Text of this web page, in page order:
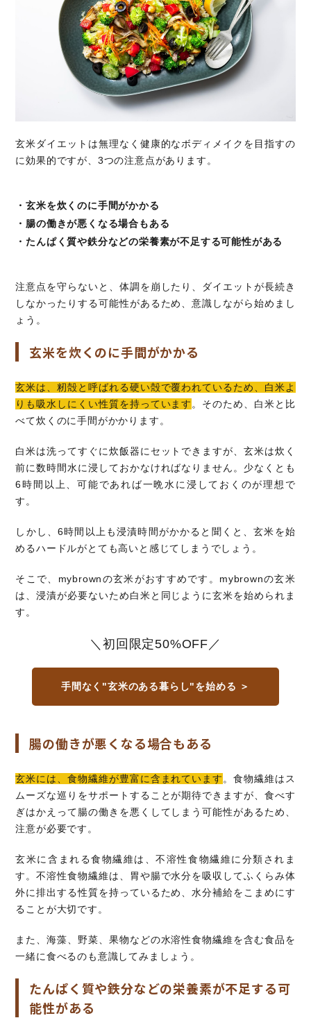
玄米ダイエットは無理なく健康的なボディメイクを目指すの
に効果的ですが、3つの注意点があります。
・玄米を炊くのに手間がかかる
・腸の働きが悪くなる場合もある
・たんぱく質や鉄分などの栄養素が不足する可能性がある
注意点を守らないと、体調を崩したり、ダイエットが長続き
しなかったりする可能性があるため、意識しながら始めまし
ょう。
玄米を炊くのに手間がかかる
玄米は、籾殻と呼ばれる硬い殻で覆われているため、白米よ
りも吸水しにくい性質を持っています 。そのため、白米と比
べて炊くのに手間がかかります。
白米は洗ってすぐに炊飯器にセットできますが、玄米は炊く
前に数時間水に浸しておかなければなりません。少なくとも
6時間以上、可能であれば一晩水に浸しておくのが理想で
す。
しかし、6時間以上も浸漬時間がかかると聞くと、玄米を始
めるハードルがとても高いと感じてしまうでしょう。
そこで、mybrownの玄米がおすすめです。mybrownの玄米
は、浸漬が必要ないため白米と同じように玄米を始められま
す。
＼初回限定50%OFF／
手間なく"玄米のある暮らし"を始める ＞
腸の働きが悪くなる場合もある
玄米には、食物繊維が豊富に含まれています 。食物繊維はス
ムーズな巡りをサポートすることが期待できますが、食べす
ぎはかえって腸の働きを悪くしてしまう可能性があるため、
注意が必要です。
玄米に含まれる食物繊維は、不溶性食物繊維に分類されま
す。不溶性食物繊維は、胃や腸で水分を吸収してふくらみ体
外に排出する性質を持っているため、水分補給をこまめにす
ることが大切です。
また、海藻、野菜、果物などの水溶性食物繊維を含む食品を
一緒に食べるのも意識してみましょう。
たんぱく質や鉄分などの栄養素が不足する可
能性がある